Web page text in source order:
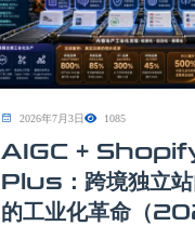
2026年7月3日 1085
AIGC +
Plus：跨境独立站
的工业化革命（